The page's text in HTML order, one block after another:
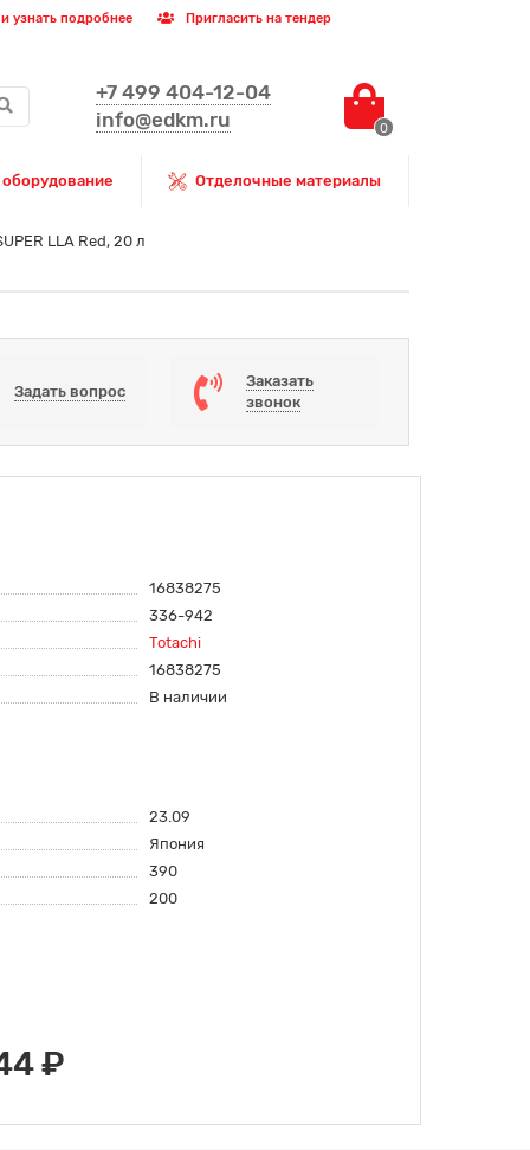
узнать подробнее Пригласить на тендер
+7 499 404-12-04
info@edkm.ru
0
Отделочные материалы
LLA Red, 20 л
Задать вопрос
Заказать
звонок
16838275
336-942
Totachi
16838275
В наличии
23.09
Япония
390
200
₽